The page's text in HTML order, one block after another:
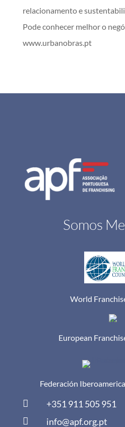
relacionamento e
Pode conhecer melhor o
www.urbanobras.pt
Somos
World
European
Federación
 +351 911 505 951
 info@apf.org.pt